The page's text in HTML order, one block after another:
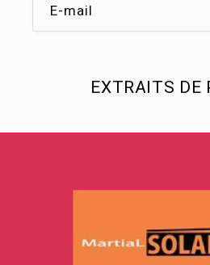
E-mail
EXTRAITS DE